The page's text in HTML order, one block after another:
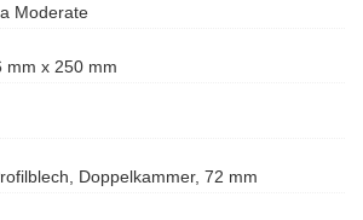
Moderate
mm x 250 mm
Doppelkammer, 72 mm